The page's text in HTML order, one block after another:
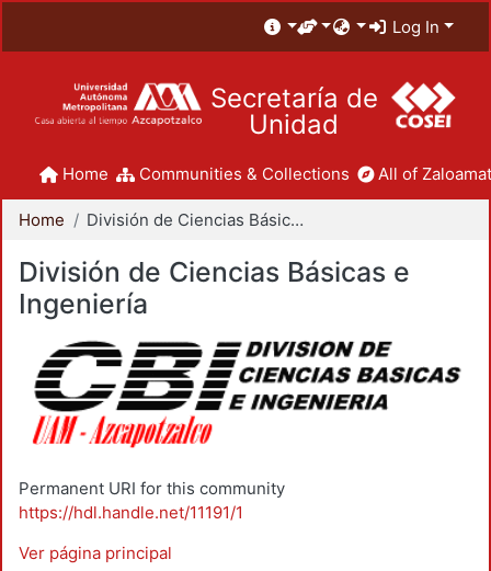
Log In
Secretaría de
Unidad
Home Communities & Collections All of
Home División de Ciencias Básicas e Ingeniería
División de Ciencias Básicas e
Ingeniería
Permanent URI for this community
https://hdl.handle.net/11191/1
Ver página principal